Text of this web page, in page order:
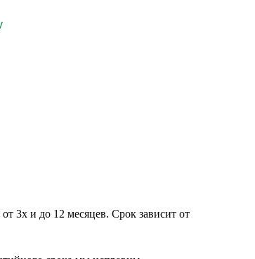
3х и до 12 месяцев. Срок зависит от